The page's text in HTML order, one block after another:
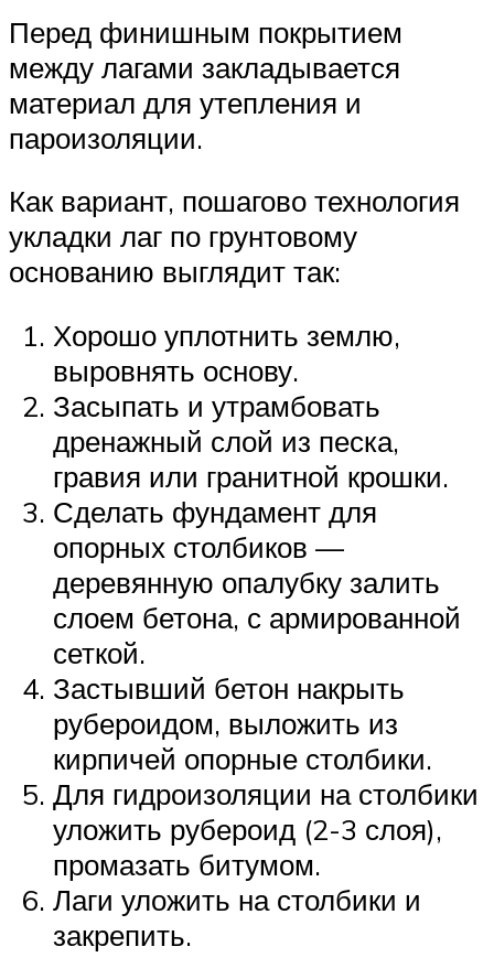
Перед финишным покрытием
между лагами закладывается
материал для утепления и
пароизоляции.
Как вариант, пошагово технология
укладки лаг по грунтовому
основанию выглядит так:
Хорошо уплотнить землю,
выровнять основу.
Засыпать и утрамбовать
дренажный слой из песка,
гравия или гранитной крошки.
Сделать фундамент для
опорных столбиков —
деревянную опалубку залить
слоем бетона, с армированной
сеткой.
Застывший бетон накрыть
рубероидом, выложить из
кирпичей опорные столбики.
Для гидроизоляции на столбики
уложить рубероид (2-3 слоя),
промазать битумом.
Лаги уложить на столбики и
закрепить.